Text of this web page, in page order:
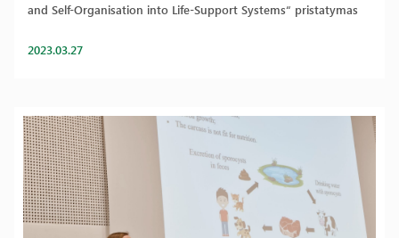
and Self-Organisation into Life-Support Systems“ pristatymas
2023.03.27